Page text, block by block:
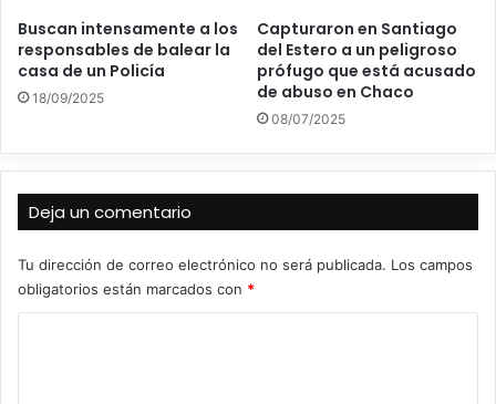
Buscan intensamente a los
responsables de balear la
casa de un Policía
18/09/2025
Capturaron en Santiago
del Estero a un peligroso
prófugo que está acusado
de abuso en Chaco
08/07/2025
Deja un comentario
Tu dirección de correo electrónico no será publicada. Los campos
obligatorios están marcados con *